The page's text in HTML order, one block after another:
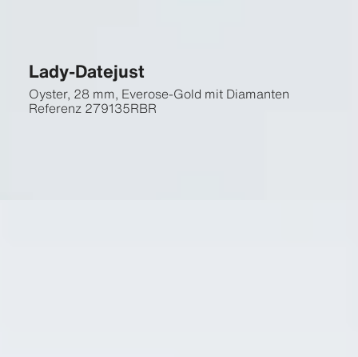
Lady-Datejust
Oyster, 28 mm, Everose-Gold mit Diamanten
Referenz 279135RBR